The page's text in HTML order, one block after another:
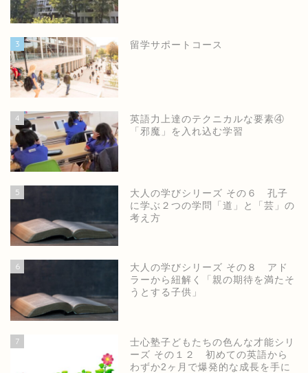
3 留学サポートコース
4
英語力上達のテクニカルな要素④
「邪魔」を入れ込む学習
5
大人の学びシリーズ その６ 孔子
に学ぶ２つの学問「道」と「芸」の
考え方
6
大人の学びシリーズ その８ アド
ラーから紐解く「親の期待を満たそ
うとする子供」
7
士心塾子どもたちの色んな才能シリ
ーズ その１２ 初めての英語から
わずか2ヶ月で爆発的な成長を手に